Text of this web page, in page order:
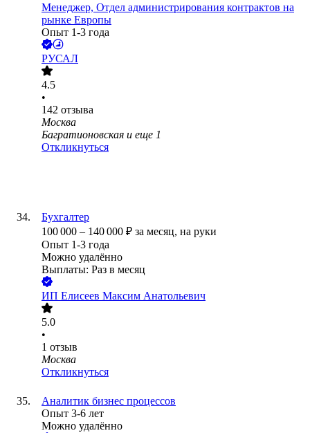
Менеджер, Отдел администрирования контрактов на
рынке Европы
Опыт 1-3 года
РУСАЛ
4.5
•
142 отзыва
Москва
Багратионовская и еще 1
Откликнуться
Бухгалтер
100 000 – 140 000 ₽ за месяц, на руки
Опыт 1-3 года
Можно удалённо
Выплаты: Раз в месяц
ИП Елисеев Максим Анатольевич
5.0
•
1 отзыв
Москва
Откликнуться
Аналитик бизнес процессов
Опыт 3-6 лет
Можно удалённо